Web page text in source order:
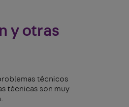
y otras
técnicos
técnicas son muy